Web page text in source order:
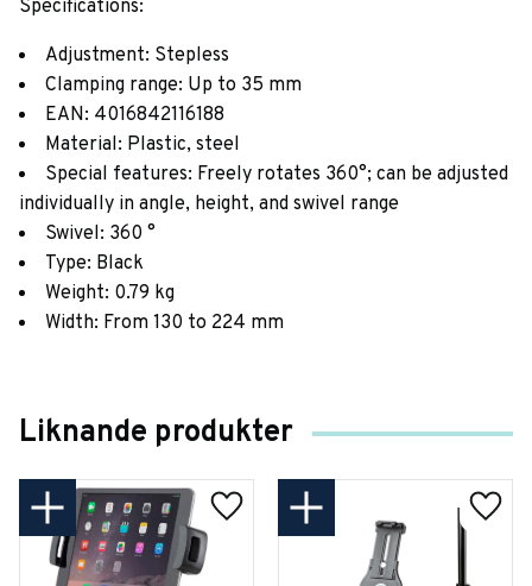
Specifications:
Adjustment: Stepless
Clamping range: Up to 35 mm
EAN: 4016842116188
Material: Plastic, steel
Special features: Freely rotates 360°; can be adjusted
individually in angle, height, and swivel range
Swivel: 360 °
Type: Black
Weight: 0.79 kg
Width: From 130 to 224 mm
Liknande produkter